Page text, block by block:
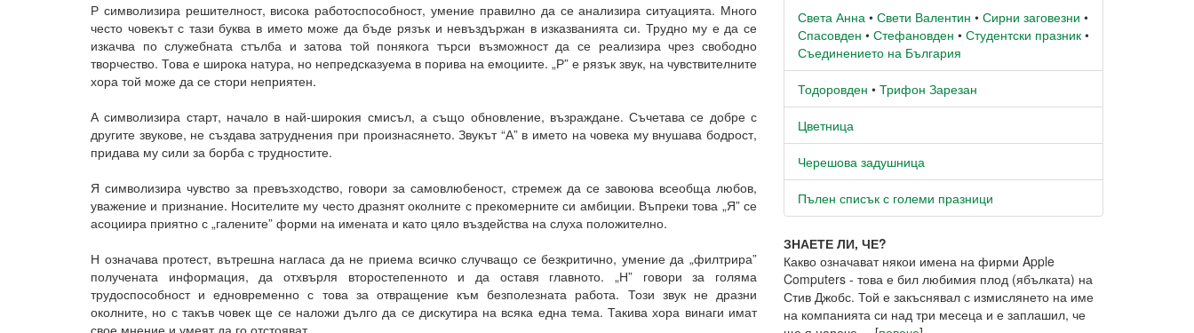
Р символизира решителност, висока работоспособност, умение правилно да се анализира ситуацията. Много
често човекът с тази буква в името може да бъде рязък и невъздържан в изказванията си. Трудно му е да се
изкачва по служебната стълба и затова той понякога търси възможност да се реализира чрез свободно
творчество. Това е широка натура, но непредсказуема в порива на емоциите. „Р” е рязък звук, на чувствителните
хора той може да се стори неприятен.
А символизира старт, начало в най-широкия смисъл, а също обновление, възраждане. Съчетава се добре с
другите звукове, не създава затруднения при произнасянето. Звукът “А” в името на човека му внушава бодрост,
придава му сили за борба с трудностите.
Я символизира чувство за превъзходство, говори за самовлюбеност, стремеж да се завоюва всеобща любов,
уважение и признание. Носителите му често дразнят околните с прекомерните си амбиции. Въпреки това „Я” се
асоциира приятно с „галените” форми на имената и като цяло въздейства на слуха положително.
Н означава протест, вътрешна нагласа да не приема всичко случващо се безкритично, умение да „филтрира”
получената информация, да отхвърля второстепенното и да оставя главното. „Н” говори за голяма
трудоспособност и едновременно с това за отвращение към безполезната работа. Този звук не дразни
околните, но с такъв човек ще се наложи дълго да се дискутира на всяка една тема. Такива хора винаги имат
Света Анна • Свети Валентин • Сирни заговезни •
Спасовден • Стефановден • Студентски празник •
Съединението на България
Тодоровден • Трифон Зарезан
Цветница
Черешова задушница
Пълен списък с големи празници
ЗНАЕТЕ ЛИ, ЧЕ?
Какво означават някои имена на фирми Apple
Computers - това е бил любимия плод (ябълката) на
Стив Джобс. Той е закъснявал с измислянето на име
на компанията си над три месеца и е заплашил, че